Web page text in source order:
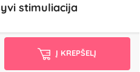
stimuliacija
Į KREPŠELĮ